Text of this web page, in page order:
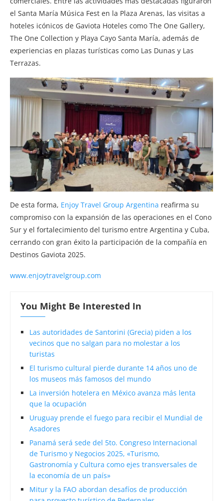
el Santa María Música Fest en la Plaza Arenas, las visitas a
hoteles icónicos de Gaviota Hoteles como The One Gallery,
The One Collection y Playa Cayo Santa María, además de
experiencias en plazas turísticas como Las Dunas y Las
Terrazas.
De esta forma, Enjoy Travel Group Argentina reafirma su
compromiso con la expansión de las operaciones en el Cono
Sur y el fortalecimiento del turismo entre Argentina y Cuba,
cerrando con gran éxito la participación de la compañía en
Destinos Gaviota 2025.
www.enjoytravelgroup.com
You Might Be Interested In
Las autoridades de Santorini (Grecia) piden a los
vecinos que no salgan para no molestar a los
turistas
El turismo cultural pierde durante 14 años uno de
los museos más famosos del mundo
La inversión hotelera en México avanza más lenta
que la ocupación
Uruguay prende el fuego para recibir el Mundial de
Asadores
Panamá será sede del 5to. Congreso Internacional
de Turismo y Negocios 2025, «Turismo,
Gastronomía y Cultura como ejes transversales de
la economía de un país»
Mitur y la FAO abordan desafíos de producción